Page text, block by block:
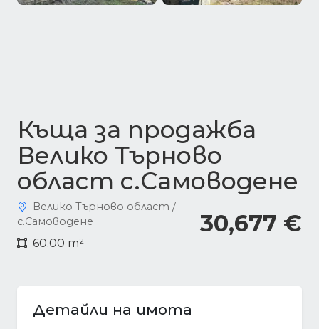
Къща за продажба
Велико Търново
област с.Самоводене
30,677 €
Велико Търново област /
с.Самоводене
60.00 m²
Детайли на имота